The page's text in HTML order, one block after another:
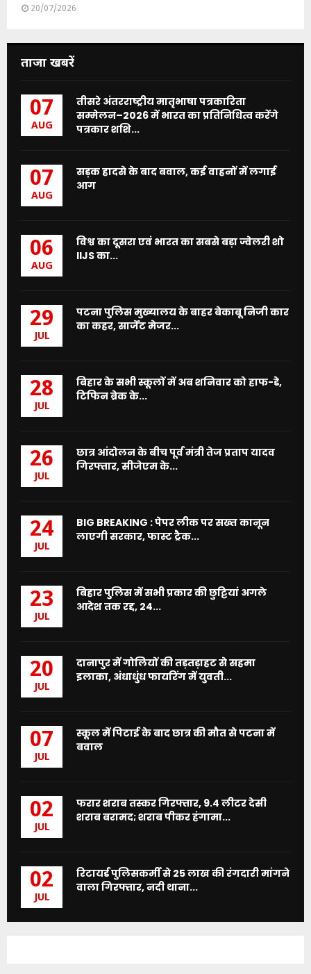
20/07/2026
ताजा खबरें
07
AUG
तीसरे अंतरराष्ट्रीय मातृभाषा पत्रकारिता
सम्मेलन–2026 में भारत का प्रतिनिधित्व करेंगे
पत्रकार शशि...
07
AUG
सड़क हादसे के बाद बवाल, कई वाहनों में लगाई
आग
06
AUG
विश्व का दूसरा एवं भारत का सबसे बड़ा ज्वेलरी शो
IIJS का...
29
JUL
पटना पुलिस मुख्यालय के बाहर बेकाबू निजी कार
का कहर, सार्जेंट मेजर...
28
JUL
बिहार के सभी स्कूलों में अब शनिवार को हाफ-डे,
टिफिन ब्रेक के...
26
JUL
छात्र आंदोलन के बीच पूर्व मंत्री तेज प्रताप यादव
गिरफ्तार, सीजेएम के...
24
JUL
BIG BREAKING : पेपर लीक पर सख्त कानून
लाएगी सरकार, फास्ट ट्रैक...
23
JUL
बिहार पुलिस में सभी प्रकार की छुट्टियां अगले
आदेश तक रद्द, 24...
20
JUL
दानापुर में गोलियों की तड़तड़ाहट से सहमा
इलाका, अंधाधुंध फायरिंग में युवती...
07
JUL
स्कूल में पिटाई के बाद छात्र की मौत से पटना में
बवाल
02
JUL
फरार शराब तस्कर गिरफ्तार, 9.4 लीटर देसी
शराब बरामद; शराब पीकर हंगामा...
02
JUL
रिटायर्ड पुलिसकर्मी से 25 लाख की रंगदारी मांगने
वाला गिरफ्तार, नदी थाना...